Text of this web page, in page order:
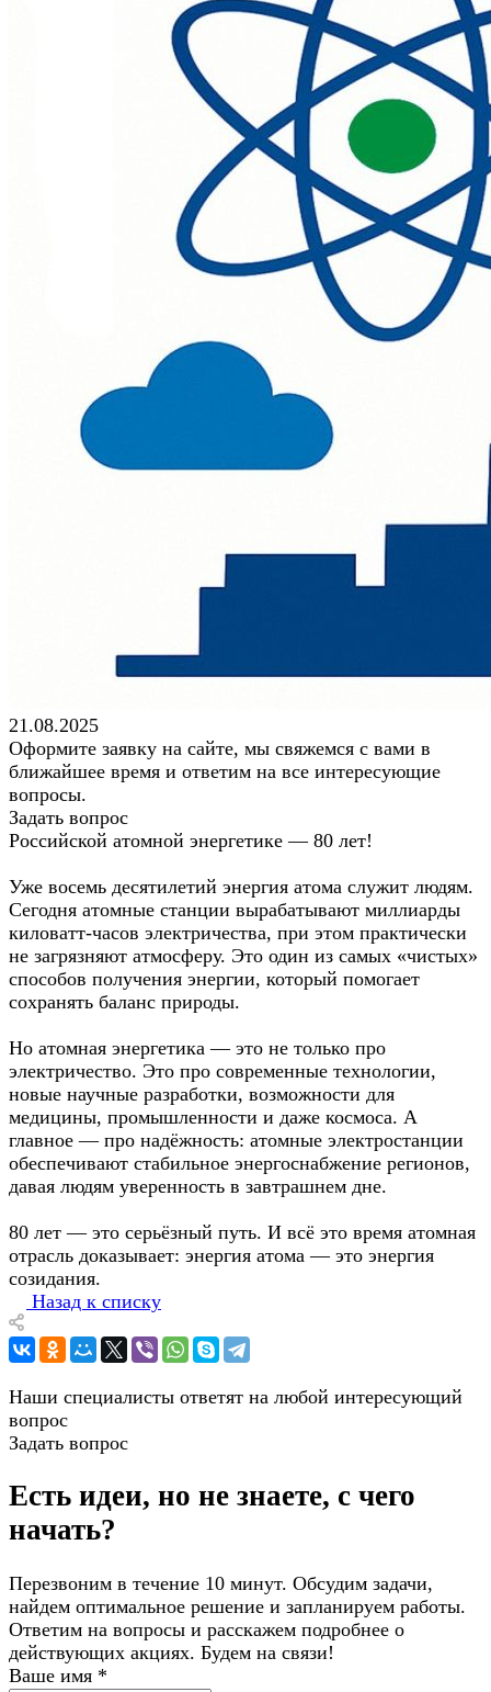
21.08.2025
Оформите заявку на сайте, мы свяжемся с вами в
ближайшее время и ответим на все интересующие
вопросы.
Задать вопрос
Российской атомной энергетике — 80 лет!
Уже восемь десятилетий энергия атома служит людям.
Сегодня атомные станции вырабатывают миллиарды
киловатт-часов электричества, при этом практически
не загрязняют атмосферу. Это один из самых «чистых»
способов получения энергии, который помогает
сохранять баланс природы.
Но атомная энергетика — это не только про
электричество. Это про современные технологии,
новые научные разработки, возможности для
медицины, промышленности и даже космоса. А
главное — про надёжность: атомные электростанции
обеспечивают стабильное энергоснабжение регионов,
давая людям уверенность в завтрашнем дне.
80 лет — это серьёзный путь. И всё это время атомная
отрасль доказывает: энергия атома — это энергия
созидания.
Назад к списку
Наши специалисты ответят на любой интересующий
вопрос
Задать вопрос
Есть идеи, но не знаете, с чего
начать?
Перезвоним в течение 10 минут. Обсудим задачи,
найдем оптимальное решение и запланируем работы.
Ответим на вопросы и расскажем подробнее о
действующих акциях. Будем на связи!
Ваше имя *